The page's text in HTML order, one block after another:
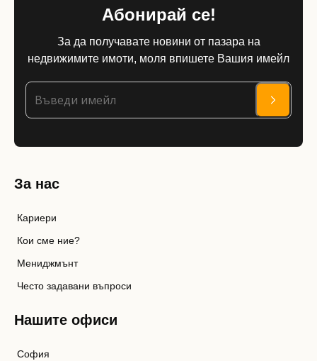
Абонирай се!
За да получавате новини от пазара на
недвижимите имоти, моля впишете Вашия имейл
За нас
Кариери
Кои сме ние?
Мениджмънт
Често задавани въпроси
Нашите офиси
София